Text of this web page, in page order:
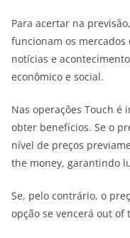
Para acertar na
funcionam os
notícias e
econômico e social.
Nas operações Touch é
obter benefícios. Se o
nível de preços
the money, garantindo
Se, pelo contrário, o
opção se vencerá out of